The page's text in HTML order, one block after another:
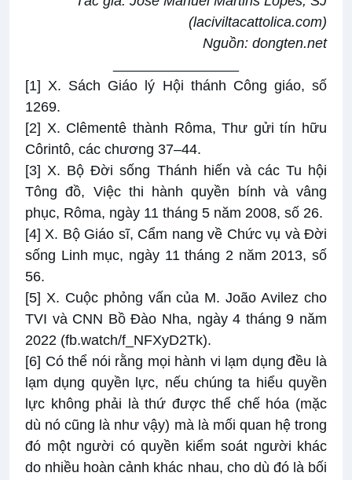
(laciviltacattolica.com)
Nguồn: dongten.net
[1] X. Sách Giáo lý Hội thánh Công giáo, số
1269.
[2] X. Clêmentê thành Rôma, Thư gửi tín hữu
Côrintô, các chương 37–44.
[3] X. Bộ Đời sống Thánh hiến và các Tu hội
Tông đồ, Việc thi hành quyền bính và vâng
phục, Rôma, ngày 11 tháng 5 năm 2008, số 26.
[4] X. Bộ Giáo sĩ, Cẩm nang về Chức vụ và Đời
sống Linh mục, ngày 11 tháng 2 năm 2013, số
56.
[5] X. Cuộc phỏng vấn của M. João Avilez cho
TVI và CNN Bồ Đào Nha, ngày 4 tháng 9 năm
2022 (fb.watch/f_NFXyD2Tk).
[6] Có thể nói rằng mọi hành vi lạm dụng đều là
lạm dụng quyền lực, nếu chúng ta hiểu quyền
lực không phải là thứ được thể chế hóa (mặc
dù nó cũng là như vậy) mà là mối quan hệ trong
đó một người có quyền kiểm soát người khác
do nhiều hoàn cảnh khác nhau, cho dù đó là bối